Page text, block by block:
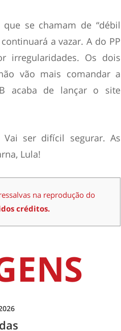
se chamam de “débil
a vazar. A do PP
irregularidades. Os dois
vão mais comandar a
acaba de lançar o site
ser difícil segurar. As
Lula!
na reprodução do
créditos.